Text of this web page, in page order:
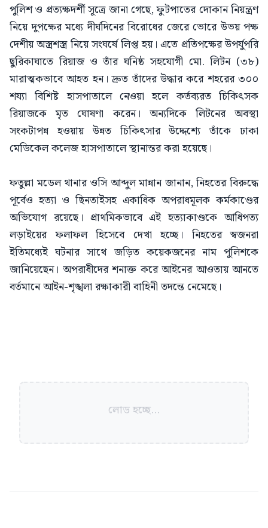
পুলিশ ও প্রত্যক্ষদর্শী সূত্রে জানা গেছে, ফুটপাতের দোকান নিয়ন্ত্রণ
নিয়ে দুপক্ষের মধ্যে দীর্ঘদিনের বিরোধের জেরে ভোরে উভয় পক্ষ
দেশীয় অস্ত্রশস্ত্র নিয়ে সংঘর্ষে লিপ্ত হয়। এতে প্রতিপক্ষের উপর্যুপরি
ছুরিকাঘাতে রিয়াজ ও তাঁর ঘনিষ্ঠ সহযোগী মো. লিটন (৩৮)
মারাত্মকভাবে আহত হন। দ্রুত তাঁদের উদ্ধার করে শহরের ৩০০
শয্যা বিশিষ্ট হাসপাতালে নেওয়া হলে কর্তব্যরত চিকিৎসক
রিয়াজকে মৃত ঘোষণা করেন। অন্যদিকে লিটনের অবস্থা
সংকটাপন্ন হওয়ায় উন্নত চিকিৎসার উদ্দেশ্যে তাঁকে ঢাকা
মেডিকেল কলেজ হাসপাতালে স্থানান্তর করা হয়েছে।
ফতুল্লা মডেল থানার ওসি আব্দুল মান্নান জানান, নিহতের বিরুদ্ধে
পূর্বেও হত্যা ও ছিনতাইসহ একাধিক অপরাধমূলক কর্মকাণ্ডের
অভিযোগ রয়েছে। প্রাথমিকভাবে এই হত্যাকাণ্ডকে আধিপত্য
লড়াইয়ের ফলাফল হিসেবে দেখা হচ্ছে। নিহতের স্বজনরা
ইতিমধ্যেই ঘটনার সাথে জড়িত কয়েকজনের নাম পুলিশকে
জানিয়েছেন। অপরাধীদের শনাক্ত করে আইনের আওতায় আনতে
বর্তমানে আইন-শৃঙ্খলা রক্ষাকারী বাহিনী তদন্তে নেমেছে।
লোড হচ্ছে...